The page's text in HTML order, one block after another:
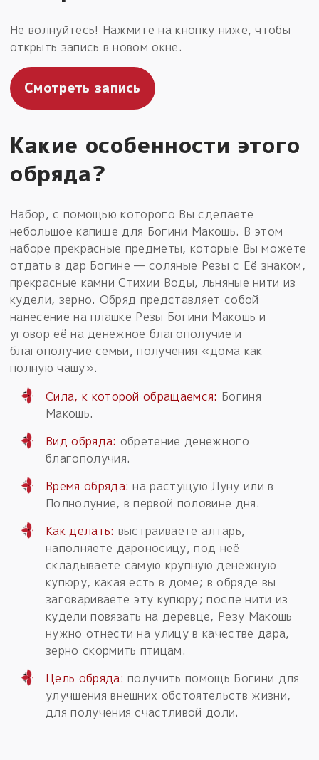
Не волнуйтесь! Нажмите на кнопку ниже, чтобы
открыть запись в новом окне.
Смотреть запись
Какие особенности этого
обряда?
Набор, с помощью которого Вы сделаете
небольшое капище для Богини Макошь. В этом
наборе прекрасные предметы, которые Вы можете
отдать в дар Богине — соляные Резы с Её знаком,
прекрасные камни Стихии Воды, льняные нити из
кудели, зерно. Обряд представляет собой
нанесение на плашке Резы Богини Макошь и
уговор её на денежное благополучие и
благополучие семьи, получения «дома как
полную чашу».
Сила, к которой обращаемся: Богиня
Макошь.
Вид обряда: обретение денежного
благополучия.
Время обряда: на растущую Луну или в
Полнолуние, в первой половине дня.
Как делать: выстраиваете алтарь,
наполняете дароносицу, под неё
складываете самую крупную денежную
купюру, какая есть в доме; в обряде вы
заговариваете эту купюру; после нити из
кудели повязать на деревце, Резу Макошь
нужно отнести на улицу в качестве дара,
зерно скормить птицам.
Цель обряда:получить помощь Богини для
улучшения внешних обстоятельств жизни,
для получения счастливой доли.